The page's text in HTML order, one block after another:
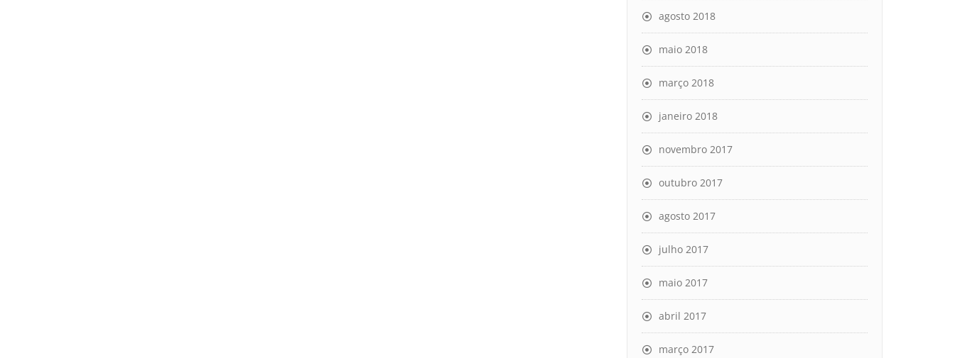
agosto 2018
maio 2018
março 2018
janeiro 2018
novembro 2017
outubro 2017
agosto 2017
julho 2017
maio 2017
abril 2017
março 2017